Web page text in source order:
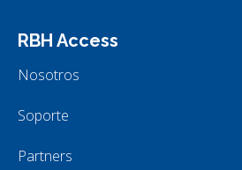
RBH Access
Nosotros
Soporte
Partners